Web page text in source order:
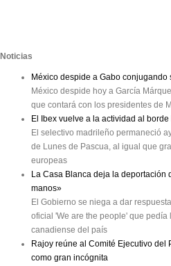
Noticias
México despide a Gabo
México despide hoy a García
que contará con los presidentes de
El Ibex vuelve a la actividad al
El selectivo madrileño permaneció
de Lunes de Pascua, al igual que
europeas
La Casa Blanca deja la deportación
manos»
El Gobierno se niega a dar
oficial 'We are the people' que pedía
canadiense del país
Rajoy reúne al Comité Ejecutivo del
como gran incógnita